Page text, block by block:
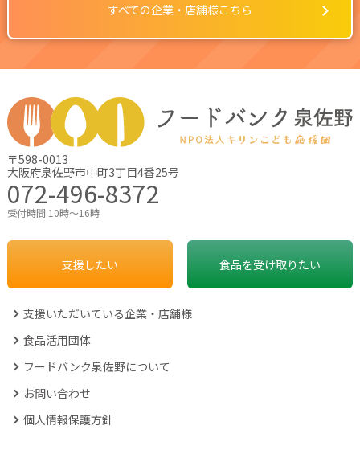
すべての企業・店舗様こちら
〒598-0013
大阪府泉佐野市中町3丁目4番25号
072-496-8372
受付時間 10時～16時
支援したい 食品を受け取りたい
支援いただいている企業・店舗様
食品活用団体
フードバンク泉佐野について
お問い合わせ
個人情報保護方針